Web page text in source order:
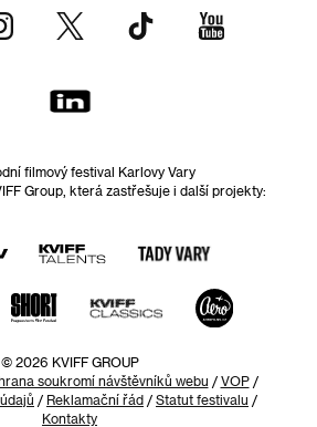
filmový festival Karlovy Vary
Group, která zastřešuje i další projekty:
© 2026 KVIFF GROUP
soukromí návštěvníků webu / VOP/
/ Reklamační řád / Statut festivalu /
Kontakty